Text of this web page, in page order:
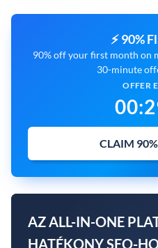
⚡ 90%
90% off your first month on
30-minute
OFFER
00:
CLAIM
AZ ALL-IN-ONE
HATÉKONY SEO-